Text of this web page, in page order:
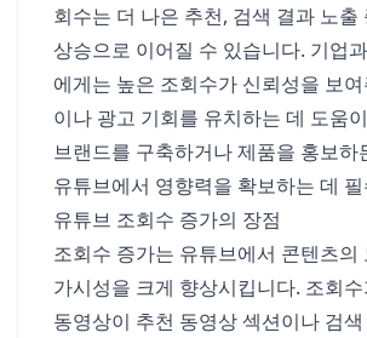
회수는 더 나은 추천, 검색 결과 노출
상승으로 이어질 수 있습니다. 기업
에게는 높은 조회수가 신뢰성을 보
이나 광고 기회를 유치하는 데 도움
브랜드를 구축하거나 제품을 홍보하
유튜브에서 영향력을 확보하는 데
유튜브 조회수 증가의 장점
조회수 증가는 유튜브에서 콘텐츠의
가시성을 크게 향상시킵니다. 조회
동영상이 추천 동영상 섹션이나 검